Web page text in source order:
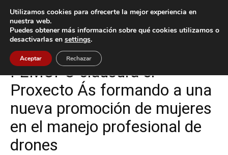
Inicio Vigo
Vigo
FEMUPO clausura el
Proxecto Ás formando a una
nueva promoción de mujeres
en el manejo profesional de
drones
Utilizamos cookies para ofrecerte la mejor experiencia en
nuestra web.
Puedes obtener más información sobre qué cookies utilizamos o
desactivarlas en settings.
Aceptar Rechazar